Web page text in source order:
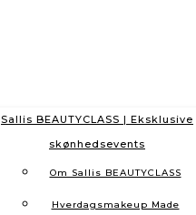
Sallis BEAUTYCLASS | Eksklusive
skønhedsevents
Om Sallis BEAUTYCLASS
Hverdagsmakeup Made